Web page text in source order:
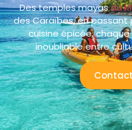
Des temples mayasau
des Caraïbes, en passant
cuisine épicée,
inoubliable entre